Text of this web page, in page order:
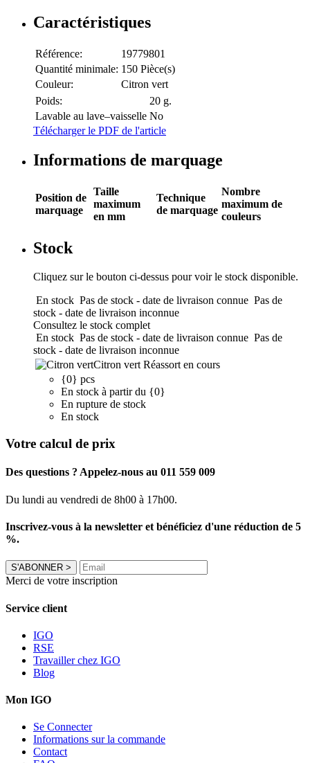
Caractéristiques
Référence:
19779801
Quantité minimale: 150 Pièce(s)
Couleur:
Citron vert
Poids:
20 g.
Lavable au lave–vaisselle No
Télécharger le PDF de l'article
Informations de marquage
Position de
marquage
Taille
maximum
en mm
Technique
de marquage
Nombre
maximum de
couleurs
Stock
Cliquez sur le bouton ci-dessus pour voir le stock disponible.
En stock Pas de stock - date de livraison connue Pas de
stock - date de livraison inconnue
Consultez le stock complet
En stock Pas de stock - date de livraison connue Pas de
stock - date de livraison inconnue
Citron vert Réassort en cours
{0} pcs
En stock à partir du {0}
En rupture de stock
En stock
Votre calcul de prix
Des questions ? Appelez-nous au 011 559 009
Du lundi au vendredi de 8h00 à 17h00.
Inscrivez-vous à la newsletter et bénéficiez d'une réduction de 5
%.
S'ABONNER >
Merci de votre inscription
Service client
IGO
RSE
Travailler chez IGO
Blog
Mon IGO
Se Connecter
Informations sur la commande
Contact